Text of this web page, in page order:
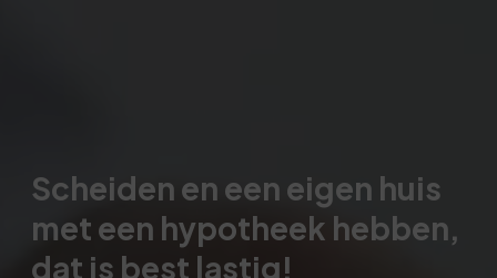
Scheiden en een eigen huis
met een hypotheek hebben,
dat is best lastig!